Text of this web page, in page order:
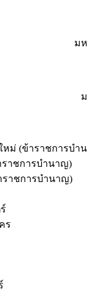
ม
(ข้าราชการบำ
าชการบำนาญ)
าชการบำนาญ)
ร